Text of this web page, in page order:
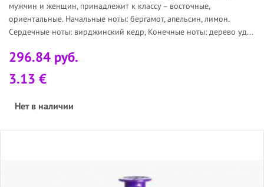
мужчин и женщин, принадлежит к классу – восточные,
ориентальные. Начальные ноты: бергамот, апельсин, лимон.
Сердечные ноты: вирджинский кедр, Конечные ноты: дерево уд...
296.84 руб.
3.13 €
Нет в наличии